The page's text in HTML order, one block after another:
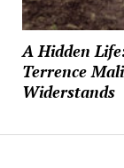
A Hidden
Terrence
Widerstands